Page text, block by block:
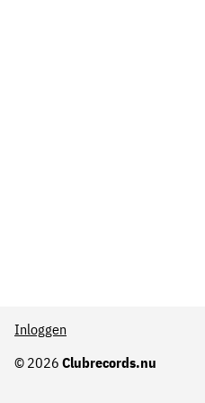
© 2026 Clubrecords.nu
Inloggen